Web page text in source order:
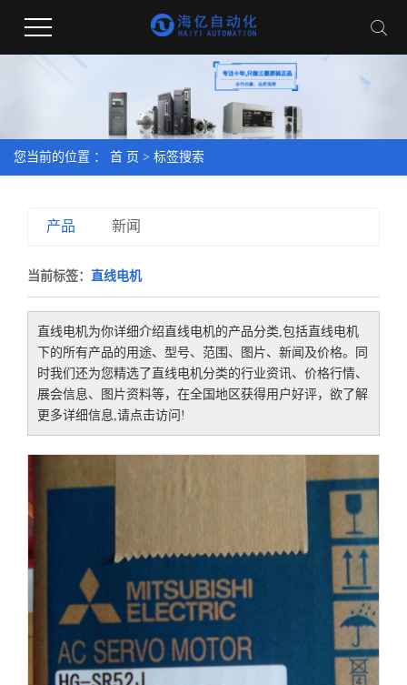
您当前的位置 ： 首 页 > 标签搜索
产品 新闻
当前标签： 直线电机
直线电机为你详细介绍 直线电机的产品分类,包括直线电机
下的所有产品的用途、型号、范围、图片、新闻及价格。同
时我们还为您精选了 直线电机分类的行业资讯、价格行情、
展会信息、图片资料等，在全国地区获得用户好评，欲了解
更多详细信息,请点击访问!